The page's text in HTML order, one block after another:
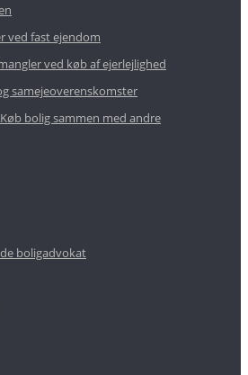
ved fast ejendom
ved køb af ejerlejlighed
samejeoverenskomster
bolig sammen med andre
boligadvokat